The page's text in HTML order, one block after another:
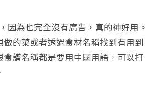
因為也完全沒有廣告，真的神好用。
的菜或者透過食材名稱找到有用到
譜名稱都是要用中國用語，可以打